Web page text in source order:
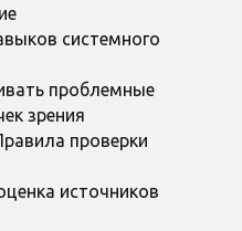
системного
проблемные
зрения
проверки
источников